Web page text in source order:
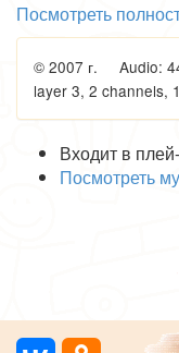
плачьте! Ваш
черезвычайно. И
красавица-
свете
сынка Рике с
материской
Через год в
родилась дочь.
по красоте
Аврора. Роды
«Государыня, я
лучезарную, но
свете. Но как
Посмотреть
© 2007 г. Audio:
layer 3, 2 channels,
Входит в
Посмотреть